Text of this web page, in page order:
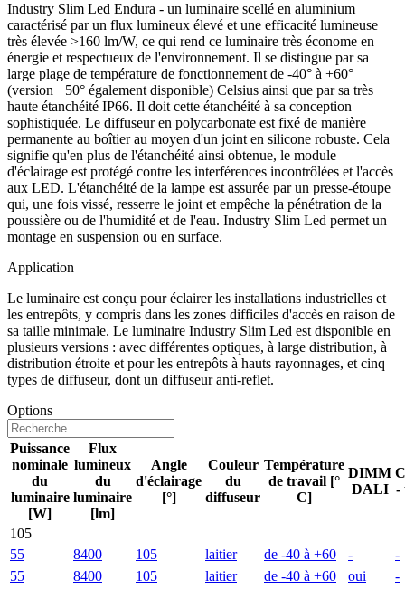
Industry Slim Led Endura - un luminaire scellé en aluminium
caractérisé par un flux lumineux élevé et une efficacité lumineuse
très élevée >160 lm/W, ce qui rend ce luminaire très économe en
énergie et respectueux de l'environnement. Il se distingue par sa
large plage de température de fonctionnement de -40° à +60°
(version +50° également disponible) Celsius ainsi que par sa très
haute étanchéité IP66. Il doit cette étanchéité à sa conception
sophistiquée. Le diffuseur en polycarbonate est fixé de manière
permanente au boîtier au moyen d'un joint en silicone robuste. Cela
signifie qu'en plus de l'étanchéité ainsi obtenue, le module
d'éclairage est protégé contre les interférences incontrôlées et l'accès
aux LED. L'étanchéité de la lampe est assurée par un presse-étoupe
qui, une fois vissé, resserre le joint et empêche la pénétration de la
poussière ou de l'humidité et de l'eau. Industry Slim Led permet un
montage en suspension ou en surface.
Application
Le luminaire est conçu pour éclairer les installations industrielles et
les entrepôts, y compris dans les zones difficiles d'accès en raison de
sa taille minimale. Le luminaire Industry Slim Led est disponible en
plusieurs versions : avec différentes optiques, à large distribution, à
distribution étroite et pour les entrepôts à hauts rayonnages, et cinq
types de diffuseur, dont un diffuseur anti-reflet.
Options
Puissance
nominale
du
luminaire
[W]
Flux
lumineux
du
luminaire
[lm]
Angle
d'éclairage
[°]
Couleur
du
diffuseur
Température
de travail [°
C]
DIMM
DALI -
105
55
8400 105 laitier de -40 à +60 -
-
55
8400 105 laitier de -40 à +60 oui
-